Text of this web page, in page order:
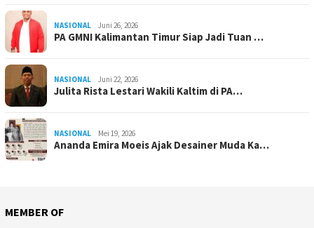
NASIONAL Juni 26, 2026
PA GMNI Kalimantan Timur Siap Jadi Tuan …
NASIONAL Juni 22, 2026
Julita Rista Lestari Wakili Kaltim di PA…
NASIONAL Mei 19, 2026
Ananda Emira Moeis Ajak Desainer Muda Ka…
MEMBER OF